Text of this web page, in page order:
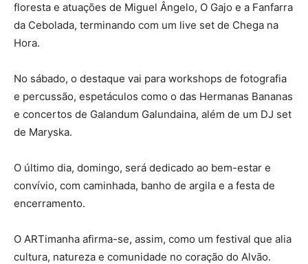
floresta e atuações de Miguel Ângelo, O Gajo e a Fanfarra
da Cebolada, terminando com um live set de Chega na
Hora.
No sábado, o destaque vai para workshops de fotografia
e percussão, espetáculos como o das Hermanas Bananas
e concertos de Galandum Galundaina, além de um DJ set
de Maryska.
O último dia, domingo, será dedicado ao bem-estar e
convívio, com caminhada, banho de argila e a festa de
encerramento.
O ARTimanha afirma-se, assim, como um festival que alia
cultura, natureza e comunidade no coração do Alvão.